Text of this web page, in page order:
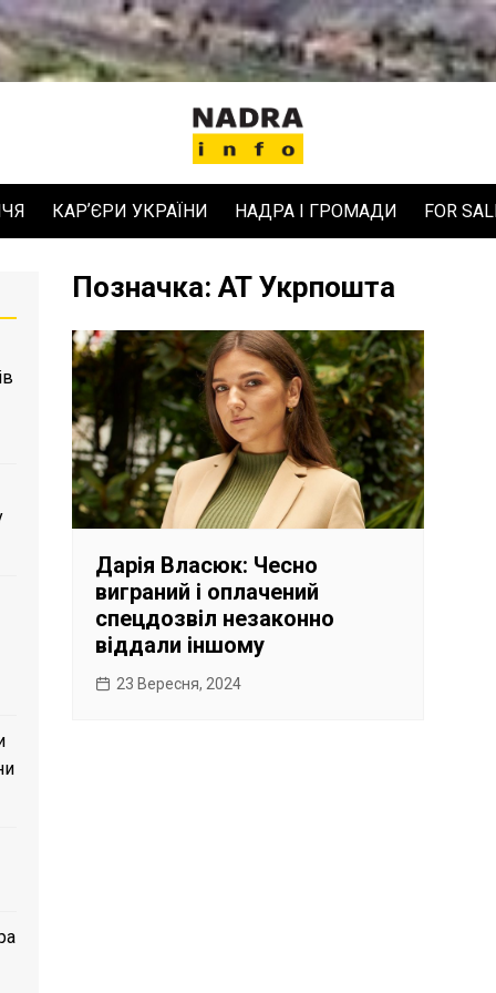
КАРʼЄРИ УКРАЇНИ НАДРА І ГРОМАДИ FOR
Позначка:АТ Укрпошта
Дарія Власюк: Чесно
виграний і оплачений
спецдозвіл незаконно
віддали іншому
23 Вересня, 2024